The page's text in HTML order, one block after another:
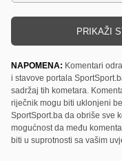
PRIKAŽI
NAPOMENA: Komentari
i stavove portala
sadržaj tih kometara.
riječnik mogu biti uklonjeni
SportSport.ba da obriše sve
mogućnost da među
biti u suprotnosti sa vašim